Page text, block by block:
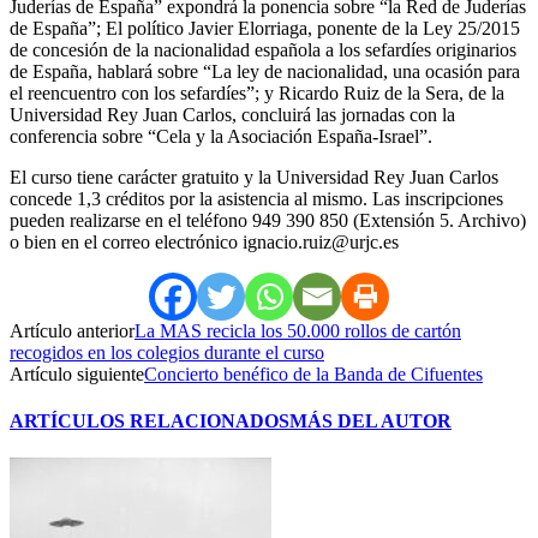
Juderías de España” expondrá la ponencia sobre “la Red de Juderías
de España”; El político Javier Elorriaga, ponente de la Ley 25/2015
de concesión de la nacionalidad española a los sefardíes originarios
de España, hablará sobre “La ley de nacionalidad, una ocasión para
el reencuentro con los sefardíes”; y Ricardo Ruiz de la Sera, de la
Universidad Rey Juan Carlos, concluirá las jornadas con la
conferencia sobre “Cela y la Asociación España-Israel”.
El curso tiene carácter gratuito y la Universidad Rey Juan Carlos
concede 1,3 créditos por la asistencia al mismo. Las inscripciones
pueden realizarse en el teléfono 949 390 850 (Extensión 5. Archivo)
o bien en el correo electrónico ignacio.ruiz@urjc.es
Artículo anteriorLa MAS recicla los 50.000 rollos de cartón
recogidos en los colegios durante el curso
Artículo siguienteConcierto benéfico de la Banda de Cifuentes
ARTÍCULOS RELACIONADOSMÁS DEL AUTOR